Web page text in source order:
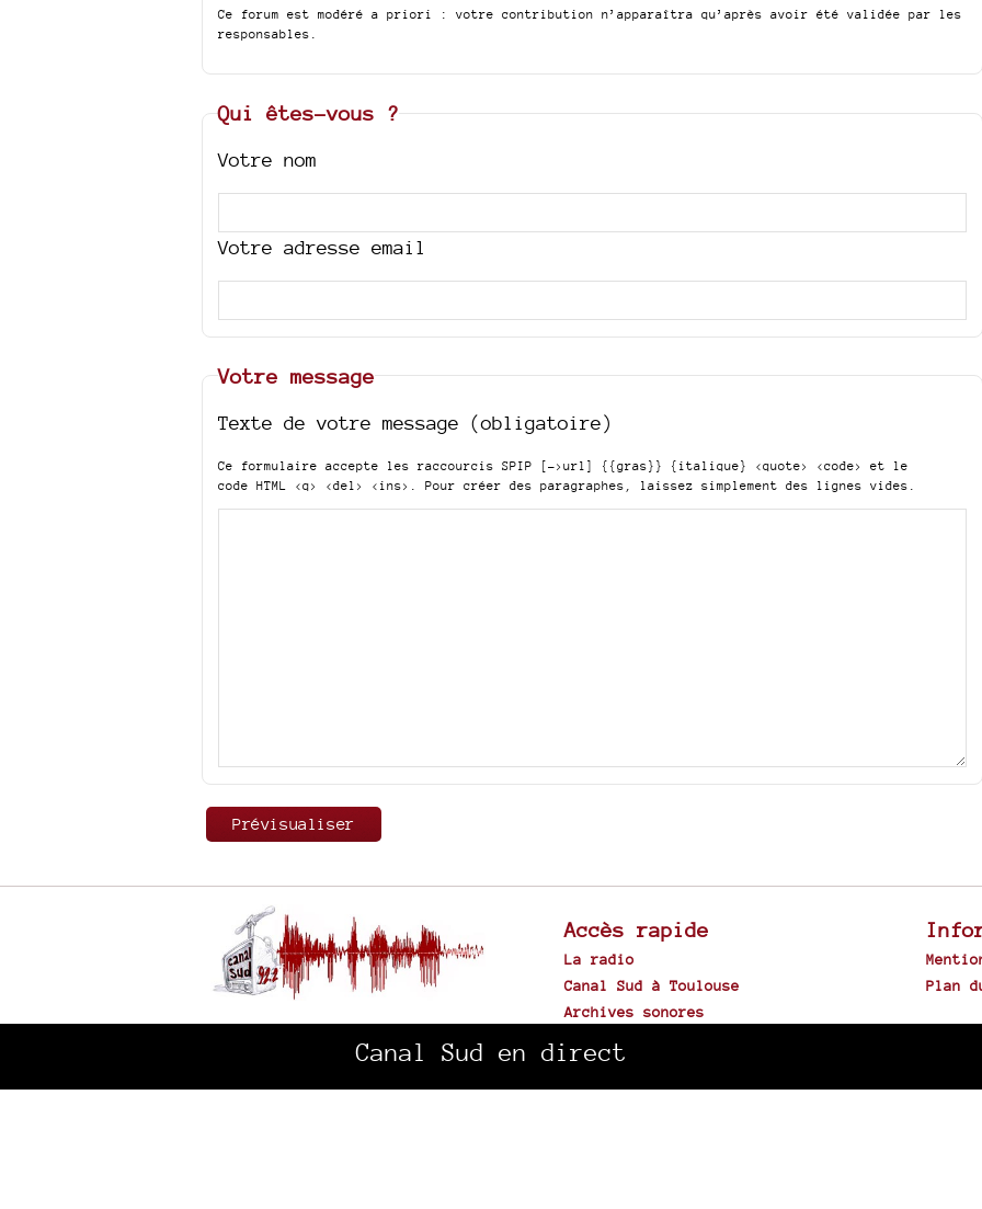
Ce forum est modéré a priori : votre contribution n’apparaîtra qu’après avoir été validée par les
responsables.
Qui êtes-vous ?
Votre nom
Votre adresse email
Votre message
Texte de votre message (obligatoire)
Ce formulaire accepte les raccourcis SPIP [->url] {{gras}} {italique} <quote> <code>
et le
code HTML <q> <del> <ins> . Pour créer des paragraphes, laissez simplement des lignes vides.
Accès rapide
La radio
Canal Sud à Toulouse
Archives sonores
Plan
|
Canal Sud en direct